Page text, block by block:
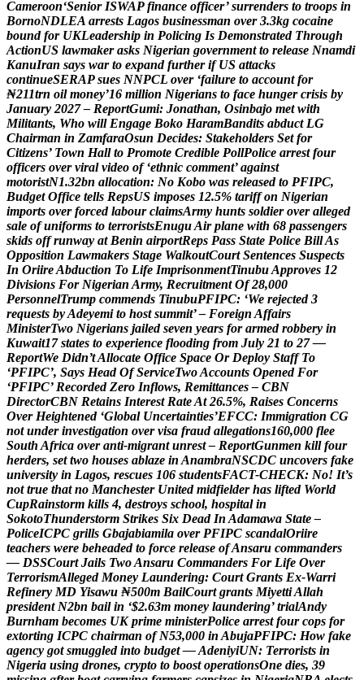
Cameroon‘Senior ISWAP finance officer’ surrenders to troops in
BornoNDLEA arrests Lagos businessman over 3.3kg cocaine
bound for UKLeadership in Policing Is Demonstrated Through
ActionUS lawmaker asks Nigerian government to release Nnamdi
KanuIran says war to expand further if US attacks
continueSERAP sues NNPCL over ‘failure to account for
₦211trn oil money’16 million Nigerians to face hunger crisis by
January 2027 – ReportGumi: Jonathan, Osinbajo met with
Militants, Who will Engage Boko HaramBandits abduct LG
Chairman in ZamfaraOsun Decides: Stakeholders Set for
Citizens’ Town Hall to Promote Credible PollPolice arrest four
officers over viral video of ‘ethnic comment’ against
motoristN1.32bn allocation: No Kobo was released to PFIPC,
Budget Office tells RepsUS imposes 12.5% tariff on Nigerian
imports over forced labour claimsArmy hunts soldier over alleged
sale of uniforms to terroristsEnuguAir plane with 68 passengers
skids off runway at Benin airportReps Pass State Police BillAs
Opposition Lawmakers Stage WalkoutCourt Sentences Suspects
In OriireAbduction To Life ImprisonmentTinubuApproves 12
Divisions For Nigerian Army, Recruitment Of 28,000
PersonnelTrump commends TinubuPFIPC: ‘We rejected 3
requests byAdeyemi to host summit’ – Foreign Affairs
MinisterTwo Nigerians jailed seven years for armed robbery in
Kuwait17 states to experience flooding from July 21 to 27 —
ReportWe Didn’tAllocate Office Space Or Deploy Staff To
‘PFIPC’, Says Head Of ServiceTwoAccounts Opened For
‘PFIPC’ Recorded Zero Inflows, Remittances – CBN
DirectorCBN Retains Interest RateAt 26.5%, Raises Concerns
Over Heightened ‘Global Uncertainties’EFCC: Immigration CG
not under investigation over visa fraud allegations160,000 flee
South Africa over anti-migrant unrest – ReportGunmen kill four
herders, set two houses ablaze in AnambraNSCDC uncovers fake
university in Lagos, rescues 106 studentsFACT-CHECK: No! It’s
not true that no Manchester United midfielder has lifted World
CupRainstorm kills 4, destroys school, hospital in
SokotoThunderstorm Strikes Six Dead In Adamawa State –
PoliceICPC grills Gbajabiamila over PFIPC scandalOriire
teachers were beheaded to force release ofAnsaru commanders
— DSSCourt Jails TwoAnsaru Commanders For Life Over
TerrorismAlleged Money Laundering: Court Grants Ex-Warri
Refinery MD Yisawu ₦500m BailCourt grants MiyettiAllah
president N2bn bail in ‘$2.63m money laundering’ trialAndy
Burnham becomes UK prime ministerPolice arrest four cops for
extorting ICPC chairman of N53,000 in AbujaPFIPC: How fake
agency got smuggled into budget —AdeniyiUN: Terrorists in
Nigeria using drones, crypto to boost operationsOne dies, 39